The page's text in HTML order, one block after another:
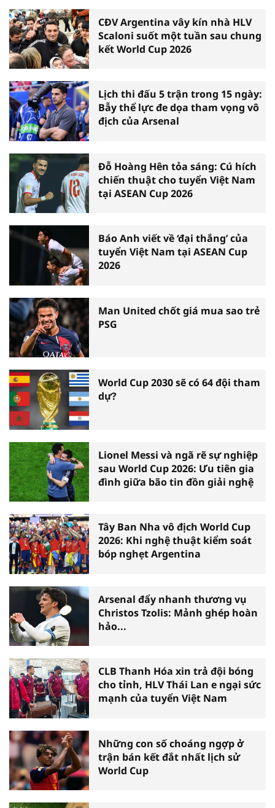
CĐV Argentina vây kín nhà HLV
Scaloni suốt một tuần sau chung
kết World Cup 2026
Lịch thi đấu 5 trận trong 15 ngày:
Bẫy thể lực đe dọa tham vọng vô
địch của Arsenal
Đỗ Hoàng Hên tỏa sáng: Cú hích
chiến thuật cho tuyển Việt Nam
tại ASEAN Cup 2026
Báo Anh viết về ‘đại thắng’ của
tuyển Việt Nam tại ASEAN Cup
2026
Man United chốt giá mua sao trẻ
PSG
World Cup 2030 sẽ có 64 đội tham
dự?
Lionel Messi và ngã rẽ sự nghiệp
sau World Cup 2026: Ưu tiên gia
đình giữa bão tin đồn giải nghệ
Tây Ban Nha vô địch World Cup
2026: Khi nghệ thuật kiểm soát
bóp nghẹt Argentina
Arsenal đẩy nhanh thương vụ
Christos Tzolis: Mảnh ghép hoàn
hảo...
CLB Thanh Hóa xin trả đội bóng
cho tỉnh, HLV Thái Lan e ngại sức
mạnh của tuyển Việt Nam
Những con số choáng ngợp ở
trận bán kết đắt nhất lịch sử
World Cup